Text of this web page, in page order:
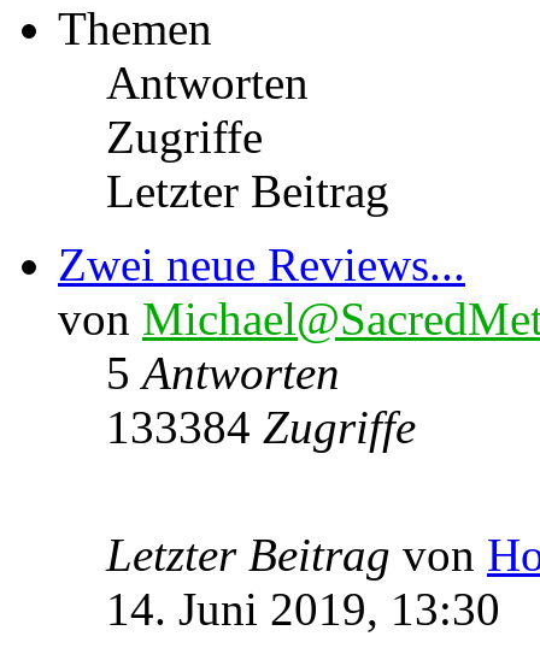
Themen
Antworten
Zugriffe
Letzter Beitrag
Zwei neue Reviews...
von
5Antworten
133384 Zugriffe
Letzter Beitrag von
14. Juni 2019, 13:30